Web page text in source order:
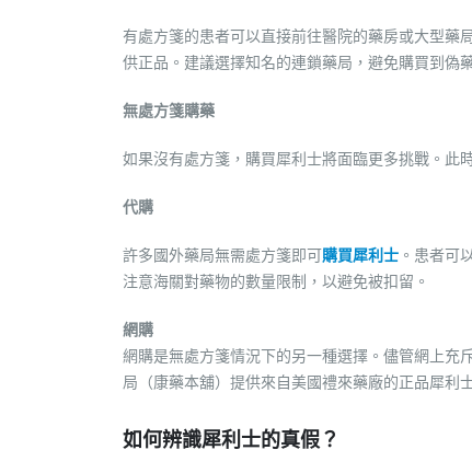
有處方箋的患者可以直接前往醫院的藥房或大型
供正品。建議選擇知名的連鎖藥局，避免購買到偽
無處方箋購藥
如果沒有處方箋，購買犀利士將面臨更多挑戰。此
代購
許多國外藥局無需處方箋即可購買犀利士 。患者可
注意海關對藥物的數量限制，以避免被扣留。
網購
網購是無處方箋情況下的另一種選擇。儘管網上充
局（康藥本舖）提供來自美國禮來藥廠的正品犀利
如何辨識犀利士的真假？